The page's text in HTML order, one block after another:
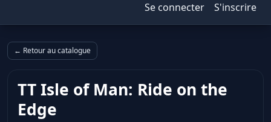
Se connecter S'inscrire
← Retour au catalogue
TT Isle of Man: Ride on the
Edge